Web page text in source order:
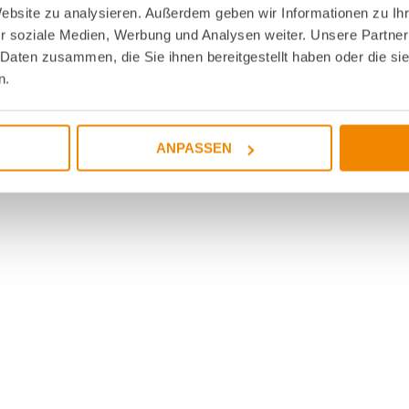
zu analysieren. Außerdem geben wir Informationen zu
soziale Medien, Werbung und Analysen weiter. Unsere
zusammen, die Sie ihnen bereitgestellt haben oder die
ANPASSEN